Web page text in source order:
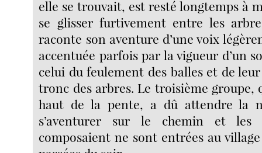
elle se trouvait, est resté longtemps à
se glisser furtivement entre les
raconte son aventure d’une voix
accentuée parfois par la vigueur d’un
celui du feulement des balles et de
tronc des arbres. Le troisième groupe,
haut de la pente, a dû attendre la
s’aventurer sur le chemin et
composaient ne sont entrées au village